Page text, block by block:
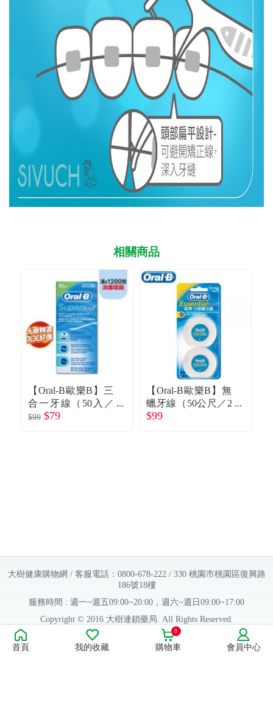
相關商品
【Oral-B歐樂B】三
合一牙線（50入／
盒）牙橋專用
$99 $79
【Oral-B歐樂B】無
蠟牙線（50公尺／2
入）
$99
大樹健康購物網 / 客服電話：0800-678-222 / 330 桃園市桃園區復興路
186號18樓
服務時間 : 週一~週五09:00~20:00，週六~週日09:00~17:00
Copyright © 2016 大樹連鎖藥局. All Rights Reserved.
販售業者資料：
許可執照字號：桃字市藥販字第623202B480 號
首頁 我的收藏 購物車
0
會員中心